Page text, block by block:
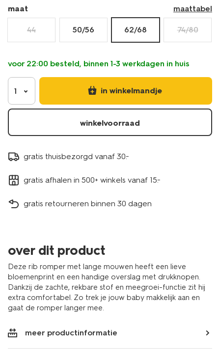
maat maattabel
44 50/56 62/68 74/80
voor 22:00 besteld, binnen 1-3 werkdagen in huis
1 in winkelmandje
winkelvoorraad
gratis thuisbezorgd vanaf 30.-
gratis afhalen in 500+ winkels vanaf 15.-
gratis retourneren binnen 30 dagen
over dit product
Deze rib romper met lange mouwen heeft een lieve
bloemenprint en een handige overslag met drukknopen.
Dankzij de zachte, rekbare stof en meegroei-functie zit hij
extra comfortabel. Zo trek je jouw baby makkelijk aan en
gaat de romper langer mee.
meer productinformatie